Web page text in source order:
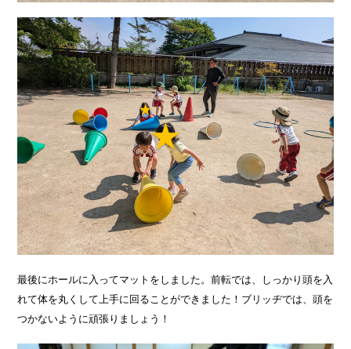
最後にホールに入ってマットをしました。前転では、しっかり頭を入
れて体を丸くして上手に回ることができました！ブリッヂでは、頭を
つかないように頑張りましょう！